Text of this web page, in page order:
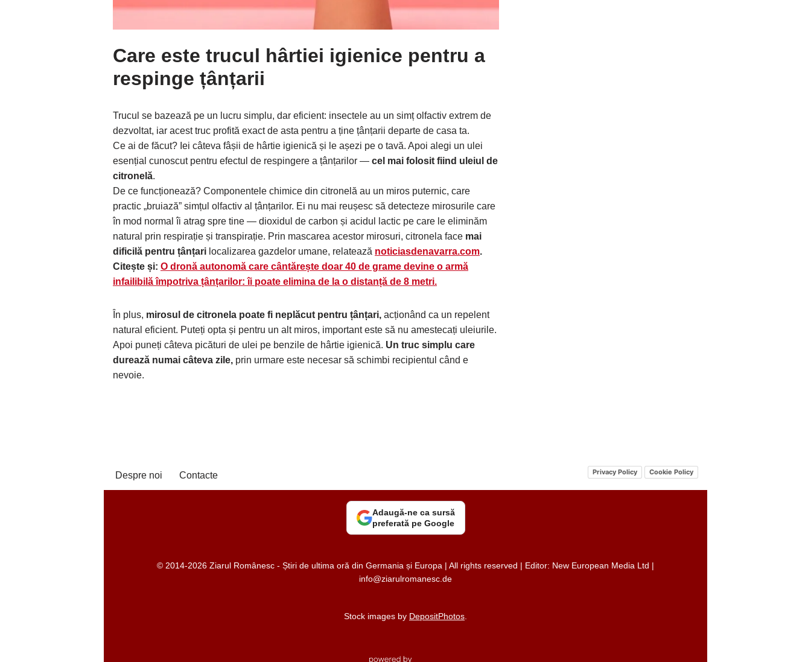
Care este trucul hârtiei igienice pentru a
respinge țânțarii
Trucul se bazează pe un lucru simplu, dar eficient: insectele au un simț olfactiv extrem de
dezvoltat, iar acest truc profită exact de asta pentru a ține țânțarii departe de casa ta.
Ce ai de făcut? Iei câteva fâșii de hârtie igienică și le așezi pe o tavă. Apoi alegi un ulei
esențial cunoscut pentru efectul de respingere a țânțarilor — cel mai folosit fiind uleiul de
citronelă.
De ce funcționează? Componentele chimice din citronelă au un miros puternic, care
practic „bruiază” simțul olfactiv al țânțarilor. Ei nu mai reușesc să detecteze mirosurile care
în mod normal îi atrag spre tine — dioxidul de carbon și acidul lactic pe care le eliminăm
natural prin respirație și transpirație. Prin mascarea acestor mirosuri, citronela face mai
dificilă pentru țânțari localizarea gazdelor umane, relatează noticiasdenavarra.com.
Citește și: O dronă autonomă care cântărește doar 40 de grame devine o armă
infailibilă împotriva țânțarilor: îi poate elimina de la o distanță de 8 metri.
În plus, mirosul de citronela poate fi neplăcut pentru țânțari, acționând ca un repelent
natural eficient. Puteți opta și pentru un alt miros, important este să nu amestecați uleiurile.
Apoi puneți câteva picături de ulei pe benzile de hârtie igienică. Un truc simplu care
durează numai câteva zile, prin urmare este necesar să schimbi recipientul când e
nevoie.
Despre noi Contacte Privacy Policy Cookie Policy
Adaugă-ne ca sursă
preferată pe Google
© 2014-2026 Ziarul Românesc - Știri de ultima oră din Germania și Europa | All rights reserved | Editor: New European Media Ltd |
info@ziarulromanesc.de
Stock images by DepositPhotos